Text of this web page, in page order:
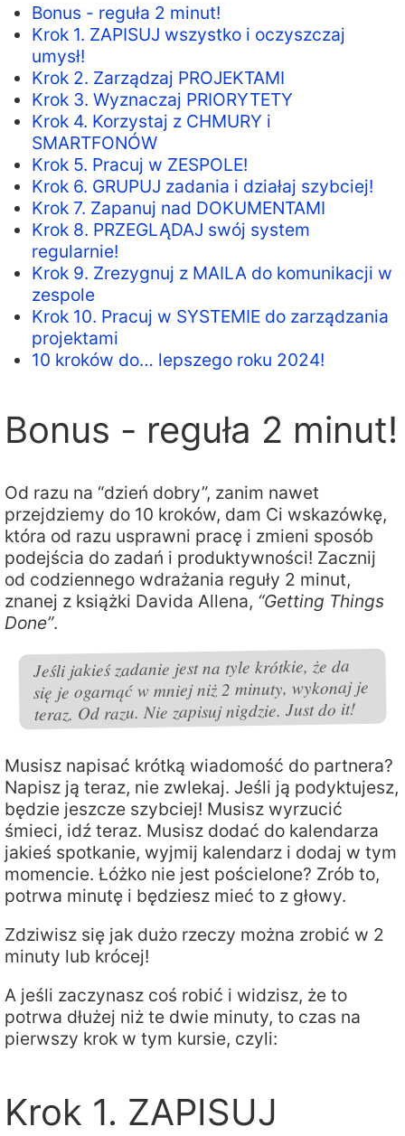
Bonus - reguła 2 minut!
Krok 1. ZAPISUJ wszystko i oczyszczaj
umysł!
Krok 2. Zarządzaj PROJEKTAMI
Krok 3. Wyznaczaj PRIORYTETY
Krok 4. Korzystaj z CHMURY i
SMARTFONÓW
Krok 5. Pracuj w ZESPOLE!
Krok 6. GRUPUJ zadania i działaj szybciej!
Krok 7. Zapanuj nad DOKUMENTAMI
Krok 8. PRZEGLĄDAJ swój system
regularnie!
Krok 9. Zrezygnuj z MAILA do komunikacji w
zespole
Krok 10. Pracuj w SYSTEMIE do zarządzania
projektami
10 kroków do… lepszego roku 2024!
Bonus - reguła 2 minut!
Od razu na “dzień dobry”, zanim nawet
przejdziemy do 10 kroków, dam Ci wskazówkę,
która od razu usprawni pracę i zmieni sposób
podejścia do zadań i produktywności! Zacznij
od codziennego wdrażania reguły 2 minut,
znanej z książki Davida Allena, “Getting Things
Done”.
Jeśli jakieś zadanie jest na tyle krótkie, że da
się je ogarnąć w mniej niż 2 minuty, wykonaj je
teraz. Od razu. Nie zapisuj nigdzie. Just do it!
Musisz napisać krótką wiadomość do partnera?
Napisz ją teraz, nie zwlekaj. Jeśli ją podyktujesz,
będzie jeszcze szybciej! Musisz wyrzucić
śmieci, idź teraz. Musisz dodać do kalendarza
jakieś spotkanie, wyjmij kalendarz i dodaj w tym
momencie. Łóżko nie jest pościelone? Zrób to,
potrwa minutę i będziesz mieć to z głowy.
Zdziwisz się jak dużo rzeczy można zrobić w 2
minuty lub krócej!
A jeśli zaczynasz coś robić i widzisz, że to
potrwa dłużej niż te dwie minuty, to czas na
pierwszy krok w tym kursie, czyli:
Krok 1. ZAPISUJ